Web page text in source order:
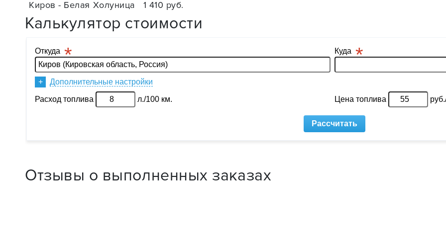
Киров - Белая Холуница
1 410 руб.
Калькулятор стоимости
Отзывы о выполненных заказах